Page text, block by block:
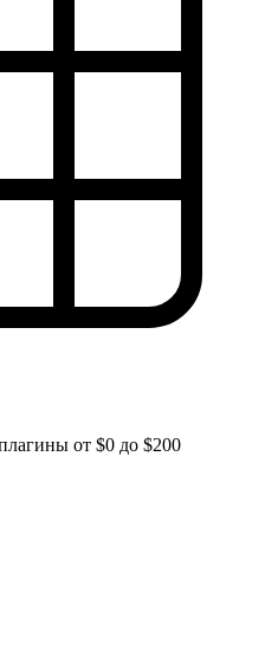
от $0 до $200